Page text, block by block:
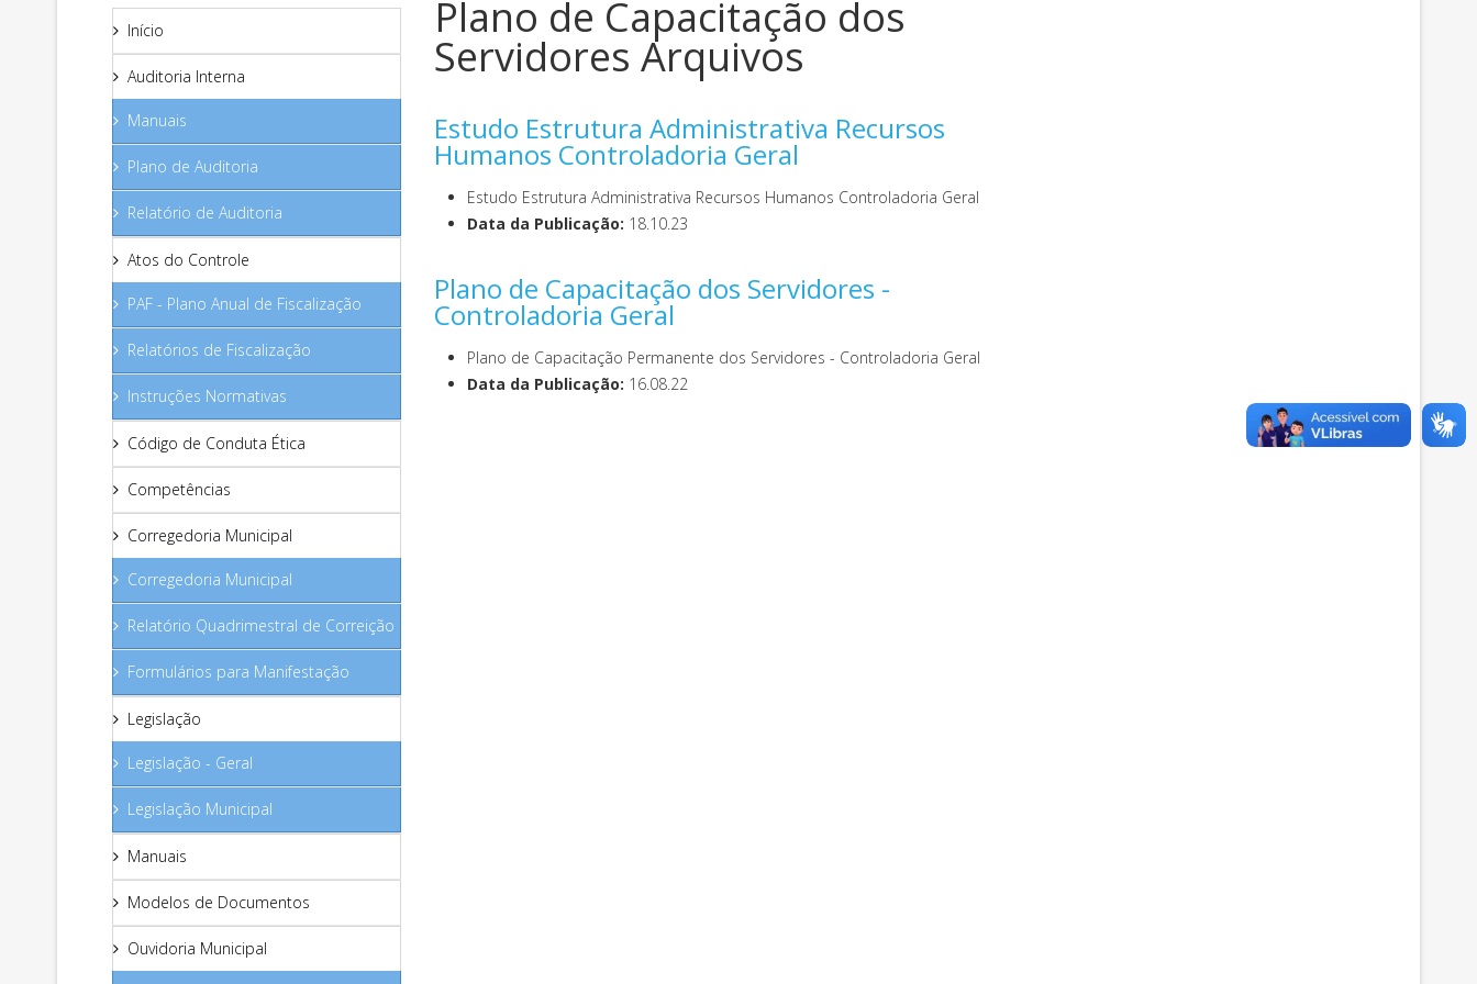
Início
Auditoria Interna
Manuais
Plano de Auditoria
Relatório de Auditoria
Atos do Controle
PAF - Plano Anual de Fiscalização
Relatórios de Fiscalização
Instruções Normativas
Código de Conduta Ética
Competências
Corregedoria Municipal
Corregedoria Municipal
Relatório Quadrimestral de Correição
Formulários para Manifestação
Legislação
Legislação - Geral
Legislação Municipal
Manuais
Modelos de Documentos
Ouvidoria Municipal
Plano de Capacitação dos
Servidores Arquivos
Estudo Estrutura Administrativa Recursos
Humanos Controladoria Geral
Estudo Estrutura Administrativa Recursos Humanos Controladoria Geral
Data da Publicação: 18.10.23
Plano de Capacitação dos Servidores -
Controladoria Geral
Plano de Capacitação Permanente dos Servidores - Controladoria Geral
Data da Publicação: 16.08.22